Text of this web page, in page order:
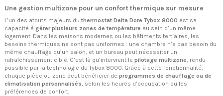
Une gestion multizone pour un confort thermique sur mesure
L’un des atouts majeurs du thermostat Delta Dore Tybox 8000 est sa
capacité à gérer plusieurs zones de température au sein d’un même
logement. Dans les maisons modernes ou les bâtiments tertiaires, les
besoins thermiques ne sont pas uniformes : une chambre n’a pas besoin du
même chauffage qu’un salon, et un bureau peut nécessiter un
rafraîchissement ciblé. C’est là qu’intervient le pilotage multizone, rendu
possible par la technologie du Tybox 8000. Grâce à cette fonctionnalité,
chaque pièce ou zone peut bénéficier de programmes de chauffage ou de
climatisation personnalisés, selon les heures d’occupation ou les
préférences de confort.